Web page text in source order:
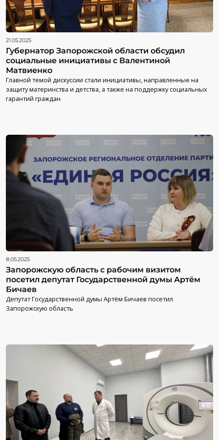
21.05.2025
Губернатор Запорожской области обсудил
социальные инициативы с Валентиной
Матвиенко
Главной темой дискуссии стали инициативы, направленные на
защиту материнства и детства, а также на поддержку социальных
гарантий граждан
8.05.2025
Запорожскую область с рабочим визитом
посетил депутат Государственной думы Артём
Бичаев
Депутат Государственной думы Артём Бичаев посетил
Запорожскую область